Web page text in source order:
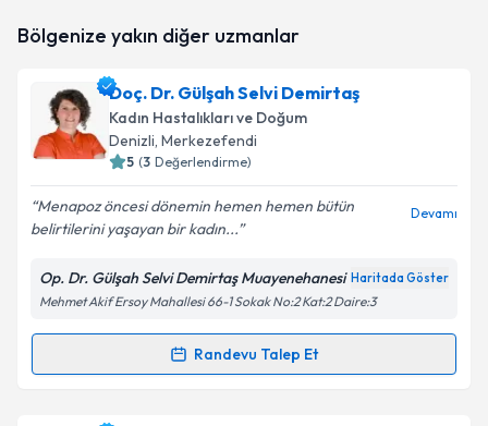
bilgilendireceğiz.
E-posta Adresiniz
Kişisel verilerimin işlenmesine ilişkinAydınlatma
Metni'ni okudum ve kişisel verilerimin belirtilen
kapsamda işlenmesini kabul ediyorum.
Takvim Talebini Gönder
Bölgenize yakın diğer uzmanlar
Doç. Dr. Gülşah Selvi Demirtaş
Kadın Hastalıkları ve Doğum
Denizli, Merkezefendi
5 (3 Değerlendirme)
Menapoz öncesi dönemin hemen hemen bütün
belirtilerini yaşayan bir kadın...
Devamı
Op. Dr. Gülşah Selvi Demirtaş Muayenehanesi Haritada Göster
Mehmet Akif Ersoy Mahallesi 66-1 Sokak No:2 Kat:2 Daire:3
Randevu Talep Et
Randevu Takvimi Talebi